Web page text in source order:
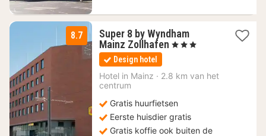
8.7
Super 8 by Wyndham
Mainz Zollhafen 1
60
, 3 Sterren
Design hotel
Hotel in Mainz · 2.8 km van het
centrum
Gratis huurfietsen
Eerste huisdier gratis
Gratis koffie ook buiten de